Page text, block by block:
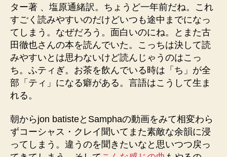
ター著 、塩原通緒訳。ちょうど一年前だね。これ
すごく読みやすいのだけどいつも途中までになっ
てしまう。なぜだろう。面白いのにね。とまた古
田徹也さんの本を読んでいた。こっちは決して読
みやすいとは思わないけど読んじゃうのはこっ
ち。ふティぎ。お茶を飲んでいる時は「ち」が全
部「ティ」になる癖がある。言語はこうして生ま
れる。
朝からjon batisteとSamphaの動画をみて相変わら
ずコーシャス・クレイ聞いてまた素敵な余韻に浸
ってしまう。違うのを聞きたいなと思いつつ戻っ